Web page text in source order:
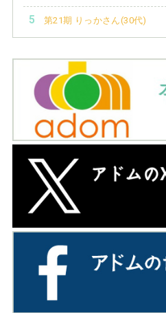
第21期 りっかさん(30代)